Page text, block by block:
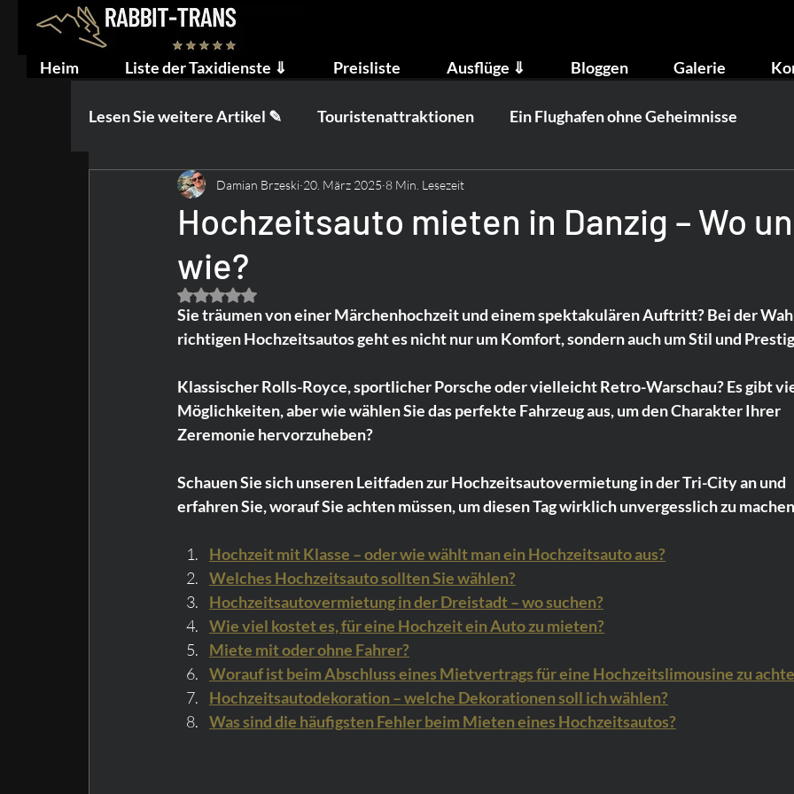
Heim Liste der Taxidienste ⇓ Preisliste Ausflüge ⇓ Bloggen Galerie
Lesen Sie weitere Artikel ✎ Touristenattraktionen Ein Flughafen ohne Geheimnisse
Ratschläge für Taxifahrer
Hochzeitsauto mieten in Danzig – Wo
wie?
Damian Brzeski 20. März 2025 8 Min. Lesezeit
Mit NaN von 5 Sternen bewertet.
Sie träumen von einer Märchenhochzeit und einem spektakulären Auftritt? Bei der
richtigen Hochzeitsautos geht es nicht nur um Komfort, sondern auch um Stil und
Klassischer Rolls-Royce, sportlicher Porsche oder vielleicht Retro-Warschau? Es gibt
Möglichkeiten, aber wie wählen Sie das perfekte Fahrzeug aus, um den Charakter Ihrer
Zeremonie hervorzuheben?
Schauen Sie sich unseren Leitfaden zur Hochzeitsautovermietung in der Tri-City an und
erfahren Sie, worauf Sie achten müssen, um diesen Tag wirklich unvergesslich zu
Hochzeit mit Klasse – oder wie wählt man ein Hochzeitsauto aus?
Welches Hochzeitsauto sollten Sie wählen?
Hochzeitsautovermietung in der Dreistadt – wo suchen?
Wie viel kostet es, für eine Hochzeit ein Auto zu mieten?
Miete mit oder ohne Fahrer?
Worauf ist beim Abschluss eines Mietvertrags für eine Hochzeitslimousine zu
Hochzeitsautodekoration – welche Dekorationen soll ich wählen?
Was sind die häufigsten Fehler beim Mieten eines Hochzeitsautos?